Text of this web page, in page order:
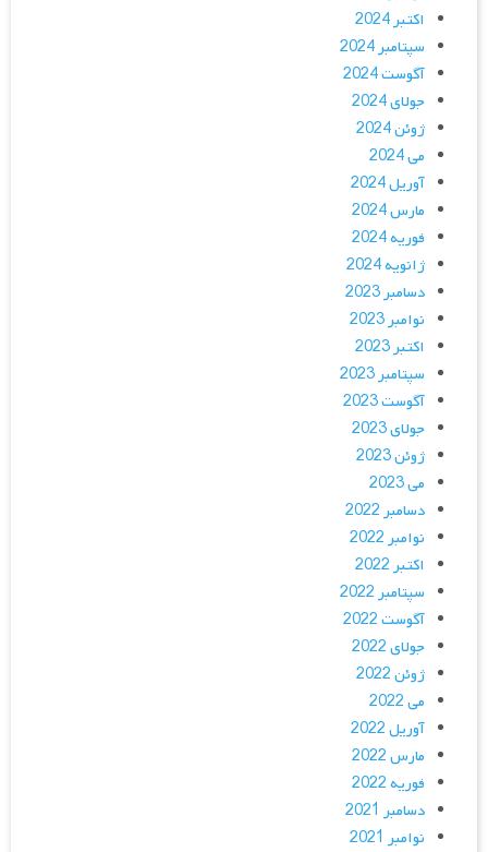
اکتبر 2024
سپتامبر 2024
آگوست 2024
جولای 2024
ژوئن 2024
می 2024
آوریل 2024
مارس 2024
فوریه 2024
ژانویه 2024
دسامبر 2023
نوامبر 2023
اکتبر 2023
سپتامبر 2023
آگوست 2023
جولای 2023
ژوئن 2023
می 2023
دسامبر 2022
نوامبر 2022
اکتبر 2022
سپتامبر 2022
آگوست 2022
جولای 2022
ژوئن 2022
می 2022
آوریل 2022
مارس 2022
فوریه 2022
دسامبر 2021
نوامبر 2021